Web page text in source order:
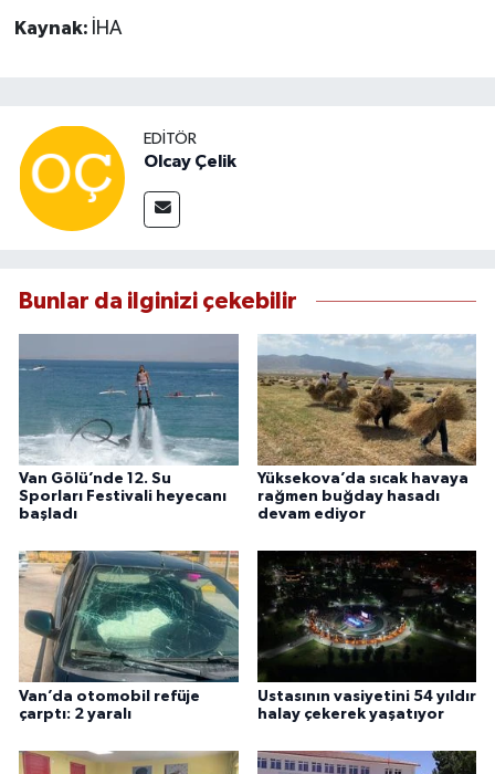
Kaynak: İHA
EDITÖR
Olcay Çelik
Bunlar da ilginizi çekebilir
Van Gölü’nde 12. Su
Sporları Festivali heyecanı
başladı
Yüksekova’da sıcak havaya
rağmen buğday hasadı
devam ediyor
Van’da otomobil refüje
çarptı: 2 yaralı
Ustasının vasiyetini 54 yıldır
halay çekerek yaşatıyor